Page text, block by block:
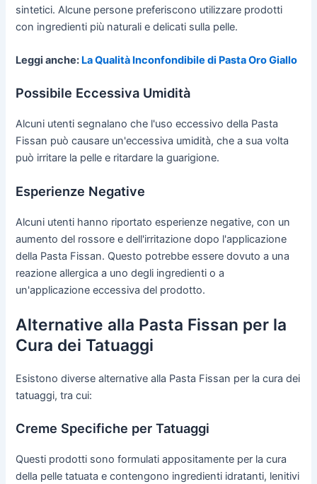
sintetici. Alcune persone preferiscono utilizzare prodotti
con ingredienti più naturali e delicati sulla pelle.
Leggi anche: La Qualità Inconfondibile di Pasta Oro Giallo
Possibile Eccessiva Umidità
Alcuni utenti segnalano che l'uso eccessivo della Pasta
Fissan può causare un'eccessiva umidità, che a sua volta
può irritare la pelle e ritardare la guarigione.
Esperienze Negative
Alcuni utenti hanno riportato esperienze negative, con un
aumento del rossore e dell'irritazione dopo l'applicazione
della Pasta Fissan. Questo potrebbe essere dovuto a una
reazione allergica a uno degli ingredienti o a
un'applicazione eccessiva del prodotto.
Alternative alla Pasta Fissan per la
Cura dei Tatuaggi
Esistono diverse alternative alla Pasta Fissan per la cura dei
tatuaggi, tra cui:
Creme Specifiche per Tatuaggi
Questi prodotti sono formulati appositamente per la cura
della pelle tatuata e contengono ingredienti idratanti, lenitivi